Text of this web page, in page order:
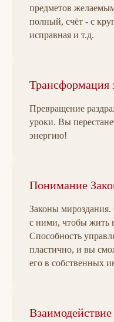
предметов
полный, счёт - с
исправная и т.д.
Трансформация
Превращение
уроки. Вы
энергию!
Понимание
Законы мироздания.
с ними, чтобы жить
Способность
пластично, и вы
его в собственных